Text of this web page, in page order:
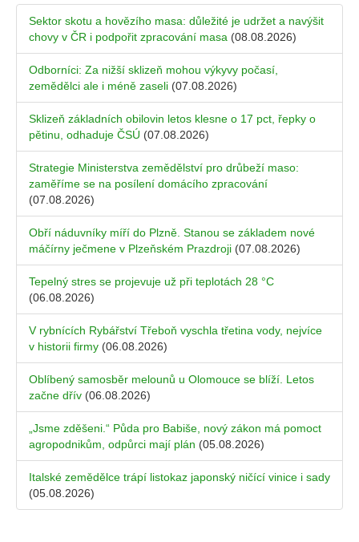
Sektor skotu a hovězího masa: důležité je udržet a navýšit
chovy v ČR i podpořit zpracování masa (08.08.2026)
Odborníci: Za nižší sklizeň mohou výkyvy počasí,
zemědělci ale i méně zaseli (07.08.2026)
Sklizeň základních obilovin letos klesne o 17 pct, řepky o
pětinu, odhaduje ČSÚ (07.08.2026)
Strategie Ministerstva zemědělství pro drůbeží maso:
zaměříme se na posílení domácího zpracování
(07.08.2026)
Obří náduvníky míří do Plzně. Stanou se základem nové
máčírny ječmene v Plzeňském Prazdroji (07.08.2026)
Tepelný stres se projevuje už při teplotách 28 °C
(06.08.2026)
V rybnících Rybářství Třeboň vyschla třetina vody, nejvíce
v historii firmy (06.08.2026)
Oblíbený samosběr melounů u Olomouce se blíží. Letos
začne dřív (06.08.2026)
„Jsme zděšeni.“ Půda pro Babiše, nový zákon má pomoct
agropodnikům, odpůrci mají plán (05.08.2026)
Italské zemědělce trápí listokaz japonský ničící vinice i sady
(05.08.2026)